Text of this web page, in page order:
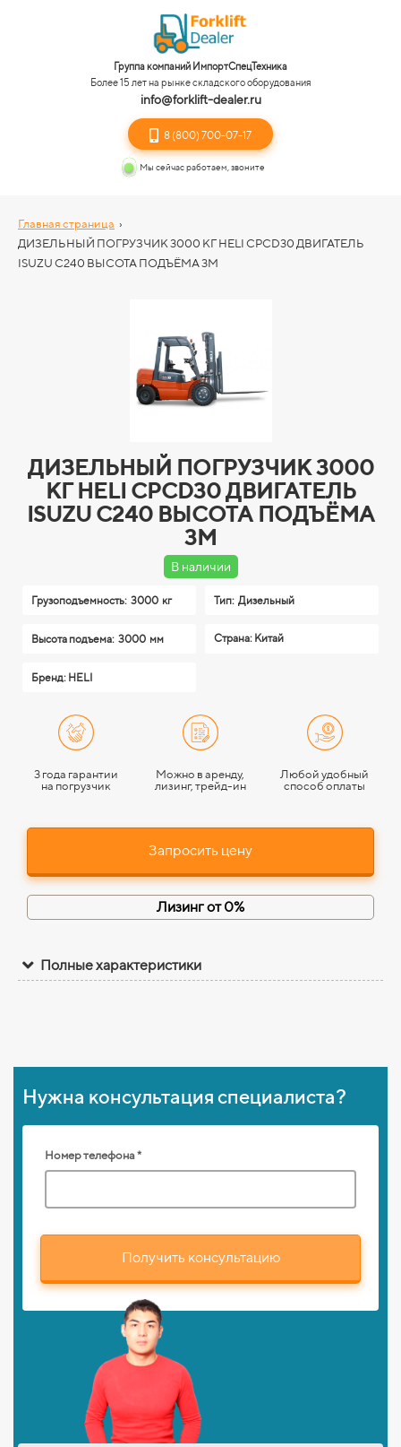
Группа компаний ИмпортСпецТехника
Более 15 лет на рынке складского оборудования
info@forklift-dealer.ru
8 (800) 700-07-17
Мы сейчас работаем, звоните
Главная страница ›
ДИЗЕЛЬНЫЙ ПОГРУЗЧИК 3000 КГ HELI CPСD30 ДВИГАТЕЛЬ
ISUZU C240 ВЫСОТА ПОДЪЁМА 3М
ДИЗЕЛЬНЫЙ ПОГРУЗЧИК 3000
КГ HELI CPСD30 ДВИГАТЕЛЬ
ISUZU C240 ВЫСОТА ПОДЪЁМА
3М
В наличии
Грузоподъемность: 3000 кг Тип: Дизельный
Высота подъема: 3000 мм Страна: Китай
Бренд: HELI
3 года гарантии
на погрузчик
Можно в аренду,
лизинг, трейд-ин
Любой удобный
способ оплаты
Запросить цену
Лизинг от 0%
Полные характеристики
Нужна консультация специалиста?
Номер телефона *
Получить консультацию